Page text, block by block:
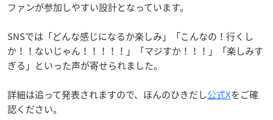
ファンが参加しやすい設計となっています。
SNSでは「どんな感じになるか楽しみ」「こんなの！行くし
か！！ないじゃん！！！！！」「マジすか！！！」「楽しみす
ぎる」といった声が寄せられました。
詳細は追って発表されますので、ほんのひきだし公式Xをご確
認ください。